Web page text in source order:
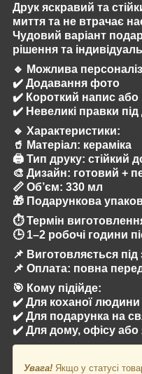
Друк яскравий та
миття та не втрачає
Чудовий варіант
рішення та
🔹 Можлива
✔️ Додавання фото
✔️ Короткий напис або
✔️ Невеликі правки під
🔹 Характеристики:
🥤 Матеріал: кераміка
🖨️ Тип друку: стійкий
🎨 Дизайн: готовий +
📏 Об’єм: 330 мл
🎁 Подарункова
⏱️Термін
🕒 1–2 робочі години
📌 Виготовляється
📌 Оплата: повна
🎯 Кому підійде:
✔️ Для коханої людини
✔️ Для подарунка на
✔️ Для дому, офісу або
Увага! Якщо у статусі